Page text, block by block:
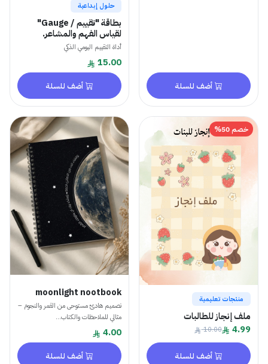
أضف للسلة
حلول إبداعية
بطاقة "تقييم / Gauge"
لقياس الفهم والمشاعر.
أداة التقييم اليومي الذكي
15.00
أضف للسلة
خصم 50%
منتجات تعليمية
ملف إنجاز للطالبات
4.99
10.00
أضف للسلة
moonlight nootbook
تصميم هادئ مستوحى من القمر والنجوم –
مثالي للملاحظات والكتاب...
4.00
أضف للسلة